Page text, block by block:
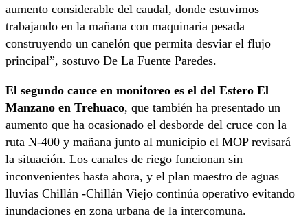
aumento considerable del caudal, donde estuvimos
trabajando en la mañana con maquinaria pesada
construyendo un canelón que permita desviar el flujo
principal”, sostuvo De La Fuente Paredes.
El segundo cauce en monitoreo es el del Estero El
Manzano en Trehuaco, que también ha presentado un
aumento que ha ocasionado el desborde del cruce con la
ruta N-400 y mañana junto al municipio el MOP revisará
la situación. Los canales de riego funcionan sin
inconvenientes hasta ahora, y el plan maestro de aguas
lluvias Chillán -Chillán Viejo continúa operativo evitando
inundaciones en zona urbana de la intercomuna.